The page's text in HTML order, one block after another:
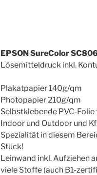
EPSON SureColor
Lösemitteldruck inkl.
Plakatpapier 140g/qm
Photopapier 210g/qm
Selbstklebende PVC-Folie
Indoor und Outdoor und
Spezialität in diesem
Stück!
Leinwand inkl. Aufziehen
viele Stoffe (auch B1-